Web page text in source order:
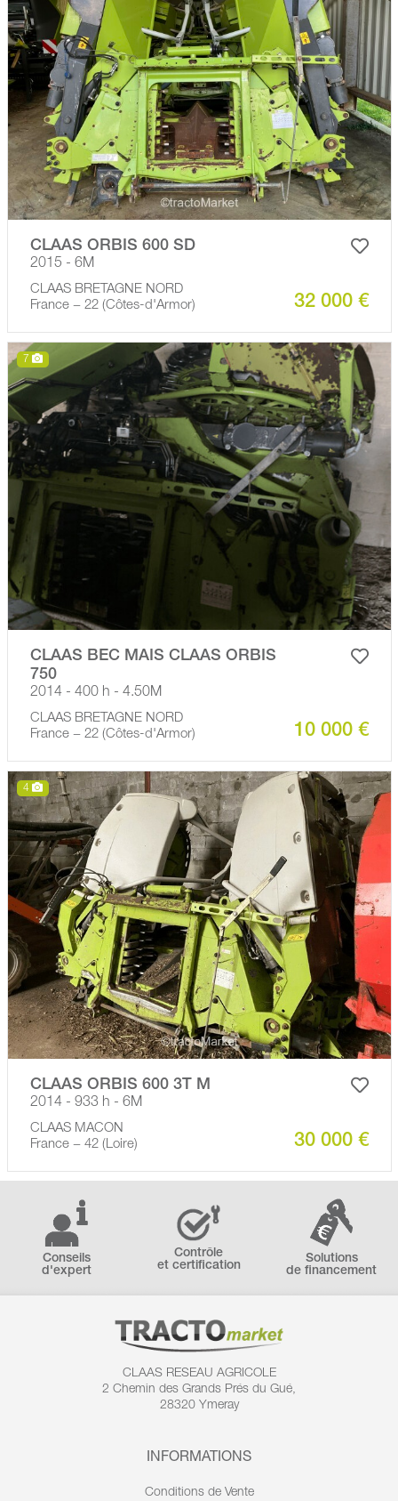
CLAAS ORBIS 600 SD
2015 - 6M
CLAAS BRETAGNE NORD
France − 22 (Côtes-d'Armor)
32 000 €
7
CLAAS BEC MAIS CLAAS ORBIS
750
2014 - 400 h - 4.50M
CLAAS BRETAGNE NORD
France − 22 (Côtes-d'Armor)
10 000 €
4
CLAAS ORBIS 600 3T M
2014 - 933 h - 6M
CLAAS MACON
France − 42 (Loire)
30 000 €
Conseils
d'expert
Contrôle
et certification
Solutions
de financement
CLAAS RESEAU AGRICOLE
2 Chemin des Grands Prés du Gué,
28320 Ymeray
INFORMATIONS
Conditions de Vente